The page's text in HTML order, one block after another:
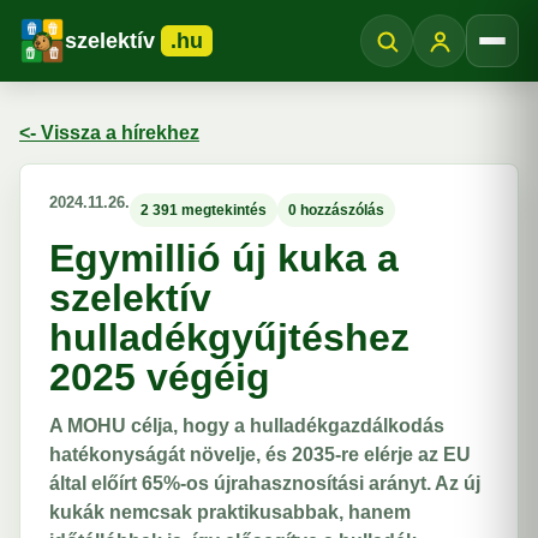
szelektív .hu
<- Vissza a hírekhez
2024.11.26. 2 391 megtekintés 0 hozzászólás
Egymillió új kuka a
szelektív
hulladékgyűjtéshez
2025 végéig
A MOHU célja, hogy a hulladékgazdálkodás
hatékonyságát növelje, és 2035-re elérje az EU
által előírt 65%-os újrahasznosítási arányt. Az új
kukák nemcsak praktikusabbak, hanem